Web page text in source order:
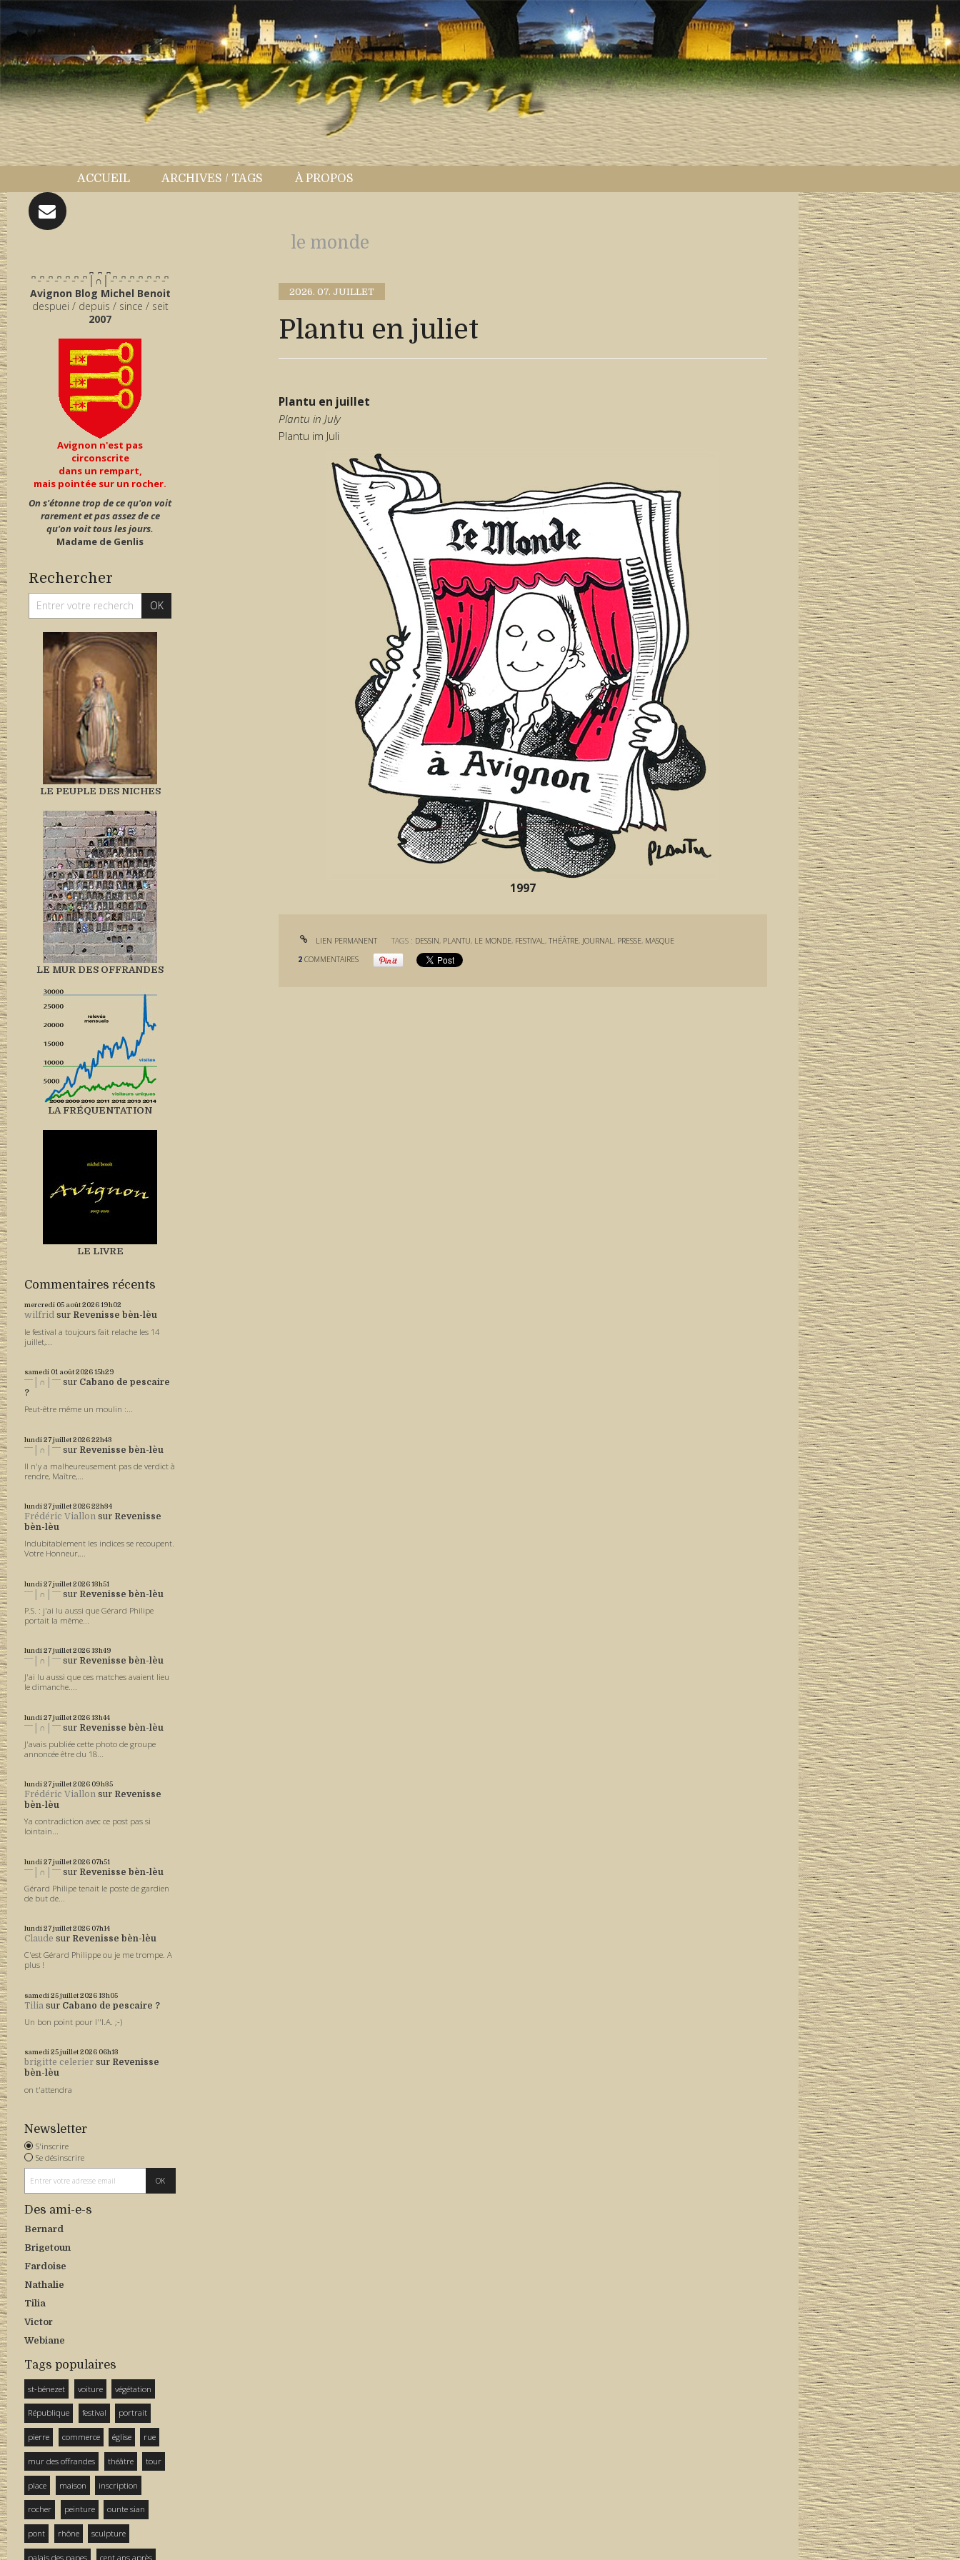
ACCUEIL ARCHIVES / TAGS À PROPOS
͆ ̵ ͆ ̵ ͆ ̵ ͆ ̵ ͆ ̵ ͆ ̵ ͆ │∩│ ̵ ͆ ̵ ͆ ̵ ͆ ̵ ͆ ̵ ͆ ̵ ͆ ̵ ͆
Avignon Blog Michel Benoit
despuei / depuis / since / seit
2007
Avignon n'est pas
circonscrite
dans un rempart,
mais pointée sur un rocher.
On s'étonne trop de ce qu'on voit
rarement et pas assez de ce
qu'on voit tous les jours.
Madame de Genlis
Rechercher
LE PEUPLE DES NICHES
LE MUR DES OFFRANDES
LA FRÉQUENTATION
LE LIVRE
Commentaires récents
mercredi 05 août 2026 19h02
wilfrid sur Revenisse bèn-lèu
le festival a toujours fait relache les 14
juillet,...
samedi 01 août 2026 15h29
ˉˉˉ│∩│ˉˉˉ sur Cabano de pescaire
?
Peut-être même un moulin :...
lundi 27juillet 2026 22h43
ˉˉˉ│∩│ˉˉˉ sur Revenisse bèn-lèu
Il n'y a malheureusement pas de verdict à
rendre, Maître,...
lundi 27juillet 2026 22h34
Frédéric Viallon sur Revenisse
bèn-lèu
Indubitablement les indices se recoupent.
Votre Honneur,...
lundi 27juillet 2026 13h51
ˉˉˉ│∩│ˉˉˉ sur Revenisse bèn-lèu
P.S. : j'ai lu aussi que Gérard Philipe
portait la même...
lundi 27juillet 2026 13h49
ˉˉˉ│∩│ˉˉˉ sur Revenisse bèn-lèu
J'ai lu aussi que ces matches avaient lieu
le dimanche....
lundi 27juillet 2026 13h44
ˉˉˉ│∩│ˉˉˉ sur Revenisse bèn-lèu
J'avais publiée cette photo de groupe
annoncée être du 18...
lundi 27juillet 2026 09h35
Frédéric Viallon sur Revenisse
bèn-lèu
Ya contradiction avec ce post pas si
lointain...
lundi 27juillet 2026 07h51
ˉˉˉ│∩│ˉˉˉ sur Revenisse bèn-lèu
Gérard Philipe tenait le poste de gardien
de but de...
lundi 27juillet 2026 07h14
Claude sur Revenisse bèn-lèu
C'est Gérard Philippe ou je me trompe. A
plus !
samedi 25 juillet 2026 13h05
Tilia sur Cabano de pescaire ?
Un bon point pour l''I.A. ;-)
samedi 25 juillet 2026 06h13
brigitte celerier sur Revenisse
bèn-lèu
on t'attendra
Newsletter
S'inscrire
Se désinscrire
Des ami-e-s
Bernard
Brigetoun
Fardoise
Nathalie
Tilia
Victor
Webiane
Tags populaires
st-bénezet voiture végétation
République festival portrait
pierre commerce église rue
mur des offrandes théâtre tour
place maison inscription
rocher peinture ounte sian
pont rhône sculpture
palais des papes cent ans après
le monde
2026. 07. JUILLET
Plantu en juliet
Plantu en juillet
Plantu in July
Plantu im Juli
1997
LIEN PERMANENT TAGS : DESSIN, PLANTU, LE MONDE, FESTIVAL,THÉÂTRE, JOURNAL, PRESSE, MASQUE
2 COMMENTAIRES